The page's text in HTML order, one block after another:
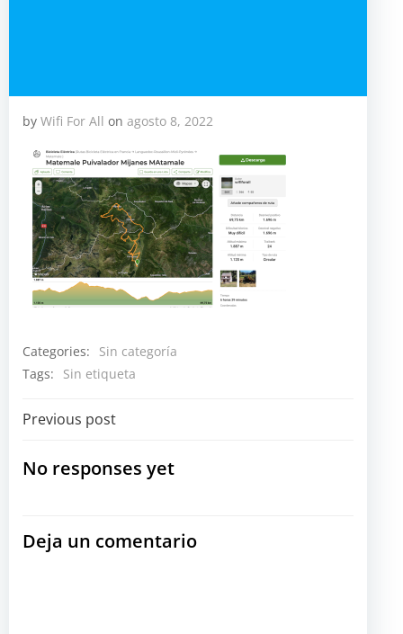
by Wifi For All on agosto 8, 2022
Categories:
Sin categoría
Tags:
Sin etiqueta
Navegación
por
entradas
Previous post
No responses yet
Deja un comentario